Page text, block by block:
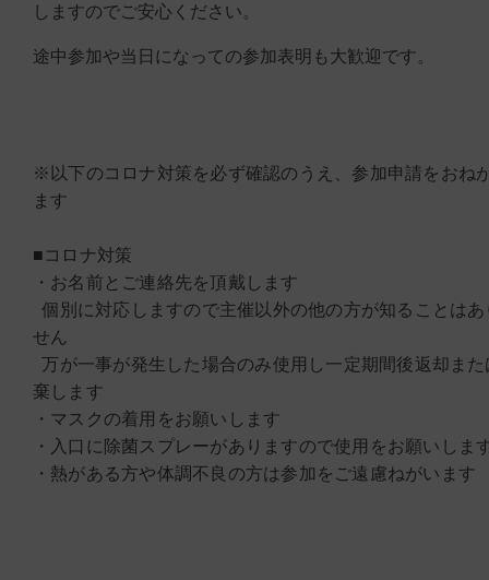
しますのでご安心ください。
途中参加や当日になっての参加表明も大歓迎です。
※以下のコロナ対策を必ず確認のうえ、参加申請をおね
ます
■コロナ対策
・お名前とご連絡先を頂戴します
個別に対応しますので主催以外の他の方が知ることはあ
せん
万が一事が発生した場合のみ使用し一定期間後返却また
棄します
・マスクの着用をお願いします
・入口に除菌スプレーがありますので使用をお願いしま
・熱がある方や体調不良の方は参加をご遠慮ねがいます